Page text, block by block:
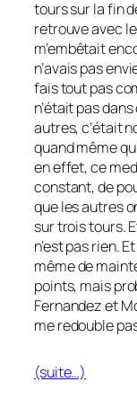
tours sur la fin
retrouve avec
m’embêtait
n’avais pas
fais tout pas
n’était pas
autres, c’était
quand même
en effet, ce
constant, de
que les autres
sur trois tours.
n’est pas rien.
même de
points, mais
Fernandez et
me redouble
(suite…)